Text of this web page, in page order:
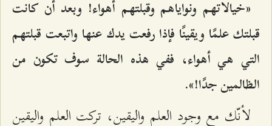
«خيالاتهم ونواياهم وقبلتهم أهواء! وبعد أن كانت
قبلتك علمًا ويقينًا فإذا رفعت يدك عنها واتبعت قبلتهم
التي هي أهواء، ففي هذه الحالة سوف تكون من
الظالمين جدًا!».
لأنّك مع وجود العلم واليقين، تركت العلم واليقين